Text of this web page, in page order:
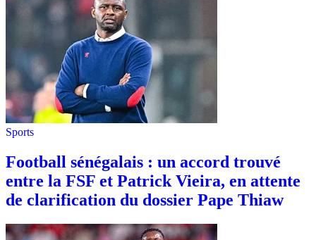
Sports
Football sénégalais : un accord trouvé
entre la FSF et Patrick Vieira, en attente
de clarification du dossier Pape Thiaw